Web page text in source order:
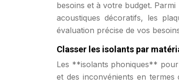
besoins et à votre budget.
acoustiques décoratifs, les
évaluation précise de vos
Classer les isolants par
Les **isolants phoniques**
et des inconvénients en termes